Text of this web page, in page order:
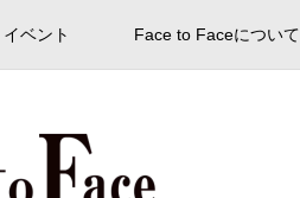
イベント Face to Faceについて